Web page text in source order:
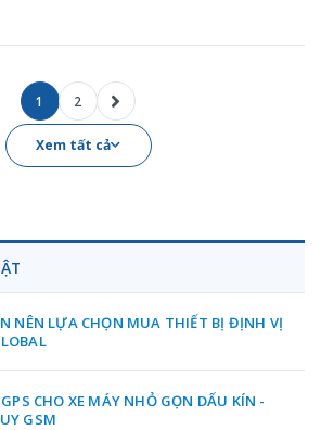
1 2
Xem tất cả
NÊN LỰA CHỌN MUA THIẾT BỊ ĐỊNH VỊ
CHO XE MÁY NHỎ GỌN DẤU KÍN -
GSM